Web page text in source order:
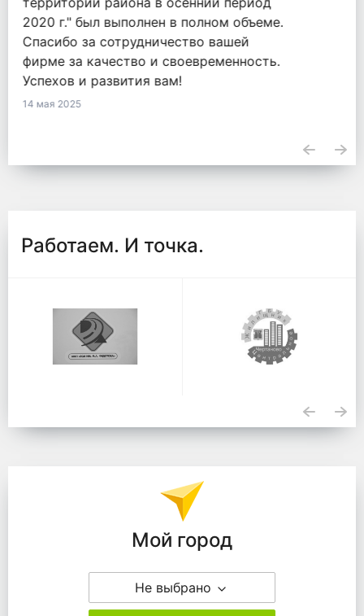
2771548855820000050 от 18.09.2020.
23 апреля 2025
Работаем. И точка.
Мой город
Не выбрано